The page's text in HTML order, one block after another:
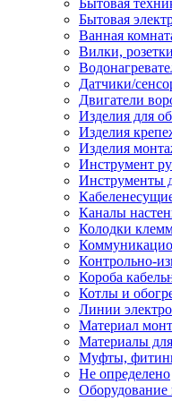
Бытовая
Бытовая
Ванная
Вилки,
Датчики/
Двигатели
Изделия для
Изделия
Изделия
Инструмент
Инструменты
Каналы
Колодки
Контрольно-
Короба
Котлы и
Линии
Материал
Материалы
Муфты,
Не определено
Оборудование